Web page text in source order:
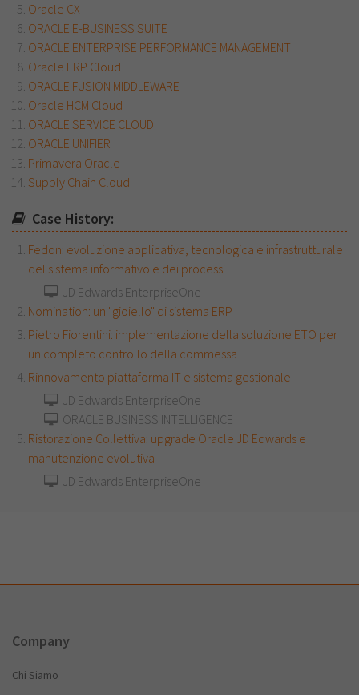
Oracle CX
ORACLE E-BUSINESS SUITE
ORACLE ENTERPRISE PERFORMANCE MANAGEMENT
Oracle ERP Cloud
ORACLE FUSION MIDDLEWARE
Oracle HCM Cloud
ORACLE SERVICE CLOUD
ORACLE UNIFIER
Primavera Oracle
Supply Chain Cloud
Case History:
Fedon: evoluzione applicativa, tecnologica e infrastrutturale
del sistema informativo e dei processi
JD Edwards EnterpriseOne
Nomination: un "gioiello" di sistema ERP
Pietro Fiorentini: implementazione della soluzione ETO per
un completo controllo della commessa
Rinnovamento piattaforma IT e sistema gestionale
JD Edwards EnterpriseOne
ORACLE BUSINESS INTELLIGENCE
Ristorazione Collettiva: upgrade Oracle JD Edwards e
manutenzione evolutiva
JD Edwards EnterpriseOne
Company
Chi Siamo